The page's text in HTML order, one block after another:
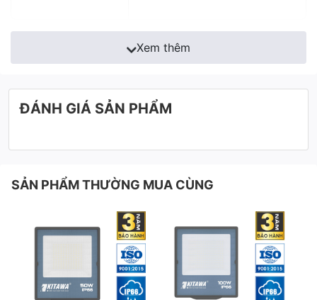
Xem thêm
ĐÁNH GIÁ SẢN PHẨM
SẢN PHẨM THƯỜNG MUA CÙNG